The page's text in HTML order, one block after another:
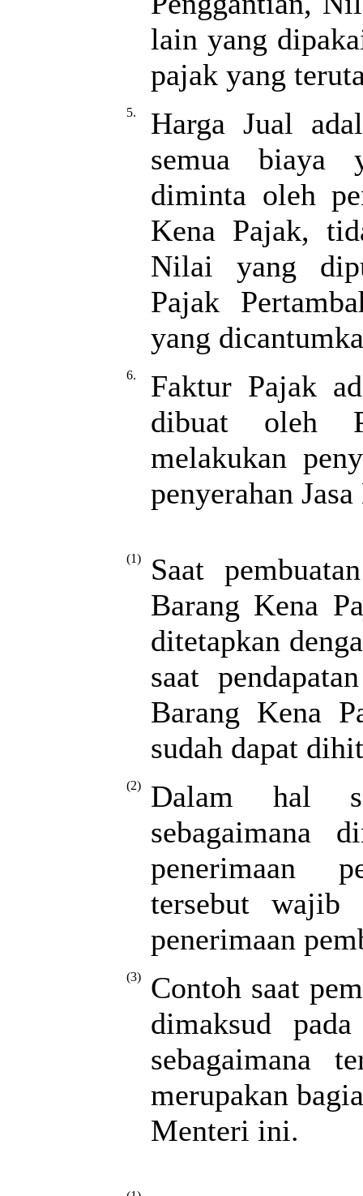
lain yang
pajak yang
5.
Harga Jual
semua biaya
diminta oleh
Kena Pajak,
Nilai yang
Pajak
yang
6.
Faktur Pajak
dibuat oleh
melakukan
penyerahan
(1)
Saat
Barang Kena
ditetapkan
saat
Barang Kena
sudah dapat
(2)
Dalam hal
sebagaimana
penerimaan
tersebut wajib
penerimaan
(3)
Contoh saat
dimaksud
sebagaimana
merupakan
Menteri ini.